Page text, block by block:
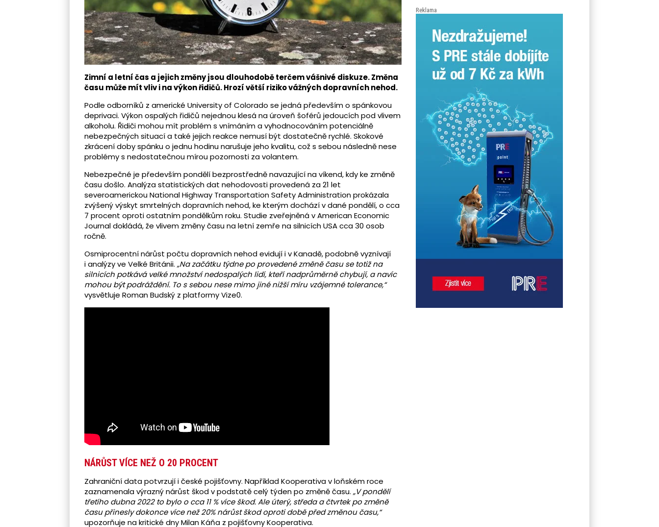
Zimní a letní čas a jejich změny jsou dlouhodobě terčem vášnivé diskuze. Změna
času může mít vliv i na výkon řidičů. Hrozí větší riziko vážných dopravních nehod.
Podle odborníků z americké University of Colorado se jedná především o spánkovou
deprivaci. Výkon ospalých řidičů nejednou klesá na úroveň šoférů jedoucích pod vlivem
alkoholu. Řidiči mohou mít problém s vnímáním a vyhodnocováním potenciálně
nebezpečných situací a také jejich reakce nemusí být dostatečně rychlé. Skokové
zkrácení doby spánku o jednu hodinu narušuje jeho kvalitu, což s sebou následně nese
problémy s nedostatečnou mírou pozornosti za volantem.
Nebezpečné je především pondělí bezprostředně navazující na víkend, kdy ke změně
času došlo. Analýza statistických dat nehodovosti provedená za 21 let
severoamerickou National Highway Transportation Safety Administration prokázala
zvýšený výskyt smrtelných dopravních nehod, ke kterým dochází v dané pondělí, o cca
7 procent oproti ostatním pondělkům roku. Studie zveřejněná v American Economic
Journal dokládá, že vlivem změny času na letní zemře na silnicích USA cca 30 osob
ročně.
Osmiprocentní nárůst počtu dopravních nehod evidují i v Kanadě, podobně vyznívají
i analýzy ve Velké Británii. „Na začátku týdne po provedené změně času se totiž na
silnicích potkává velké množství nedospalých lidí, kteří nadprůměrně chybují, a navíc
mohou být podráždění. To s sebou nese mimo jiné nižší míru vzájemné tolerance,“
vysvětluje Roman Budský z platformy Vize0.
NÁRŮST VÍCE NEŽ O 20 PROCENT
Zahraniční data potvrzují i české pojišťovny. Například Kooperativa v loňském roce
zaznamenala výrazný nárůst škod v podstatě celý týden po změně času. „V pondělí
třetího dubna 2022 to bylo o cca 11 % více škod. Ale úterý, středa a čtvrtek po změně
času přinesly dokonce více než 20% nárůst škod oproti době před změnou času,“
upozorňuje na kritické dny Milan Káňa z pojišťovny Kooperativa.
posledních 10 let (2016–2026).
Reklama